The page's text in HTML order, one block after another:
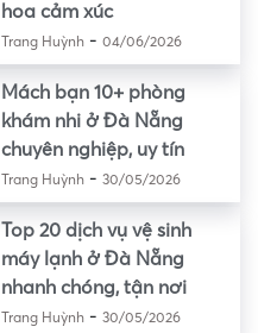
hoa cảm xúc
Trang Huỳnh- 04/06/2026
Mách bạn 10+ phòng
khám nhi ở Đà Nẵng
chuyên nghiệp, uy tín
Trang Huỳnh- 30/05/2026
Top 20 dịch vụ vệ sinh
máy lạnh ở Đà Nẵng
nhanh chóng, tận nơi
Trang Huỳnh- 30/05/2026